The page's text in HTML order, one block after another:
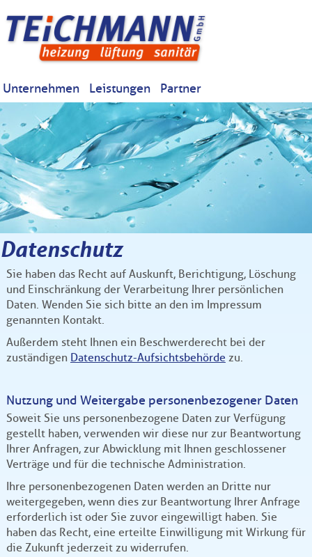
Unternehmen Leistungen Partner
Datenschutz
Sie haben das Recht auf Auskunft, Berichtigung, Löschung
und Einschränkung der Verarbeitung Ihrer persönlichen
Daten. Wenden Sie sich bitte an den im Impressum
genannten Kontakt.
Außerdem steht Ihnen ein Beschwerderecht bei der
zuständigen Datenschutz-Aufsichtsbehörde zu.
Nutzung und Weitergabe personenbezogener Daten
Soweit Sie uns personenbezogene Daten zur Verfügung
gestellt haben, verwenden wir diese nur zur Beantwortung
Ihrer Anfragen, zur Abwicklung mit Ihnen geschlossener
Verträge und für die technische Administration.
Ihre personenbezogenen Daten werden an Dritte nur
weitergegeben, wenn dies zur Beantwortung Ihrer Anfrage
erforderlich ist oder Sie zuvor eingewilligt haben. Sie
haben das Recht, eine erteilte Einwilligung mit Wirkung für
die Zukunft jederzeit zu widerrufen.